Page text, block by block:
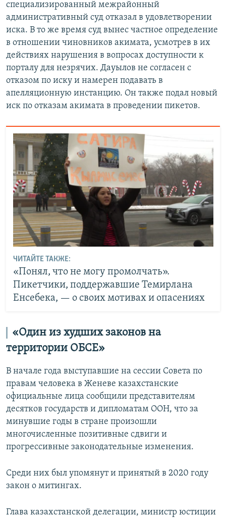
специализированный межрайонный
административный суд отказал в удовлетворении
иска. В то же время суд вынес частное определение
в отношении чиновников акимата, усмотрев в их
действиях нарушения в вопросах доступности к
порталу для незрячих. Дауылов не согласен с
отказом по иску и намерен подавать в
апелляционную инстанцию. Он также подал новый
иск по отказам акимата в проведении пикетов.
ЧИТАЙТЕ ТАКЖЕ:
«Понял, что не могу промолчать».
Пикетчики, поддержавшие Темирлана
Енсебека, — о своих мотивах и опасениях
«Один из худших законов на
территории ОБСЕ»
В начале года выступавшие на сессии Совета по
правам человека в Женеве казахстанские
официальные лица сообщили представителям
десятков государств и дипломатам ООН, что за
минувшие годы в стране произошли
многочисленные позитивные сдвиги и
прогрессивные законодательные изменения.
Среди них был упомянут и принятый в 2020 году
закон о митингах.
Глава казахстанской делегации, министр юстиции